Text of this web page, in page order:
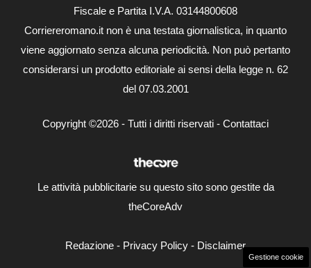
Fiscale e Partita I.V.A. 03144800608
Corriereromano.it non è una testata giornalistica, in quanto
viene aggiornato senza alcuna periodicità. Non può pertanto
considerarsi un prodotto editoriale ai sensi della legge n. 62
del 07.03.2001
Copyright ©2026 - Tutti i diritti riservati - Contattaci
Le attività pubblicitarie su questo sito sono gestite da
theCoreAdv
Redazione - Privacy Policy - Disclaimer
Gestione cookie